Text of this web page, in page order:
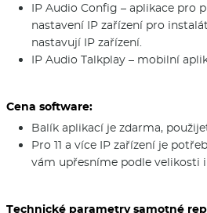
IP Audio Config – aplikace pro
nastavení IP zařízení pro
nastavují IP zařízení.
IP Audio Talkplay – mobilní
Cena software:
Balík aplikací je zdarma,
Pro 11 a více IP zařízení je
vám upřesníme podle velikosti
Technické parametry samotné